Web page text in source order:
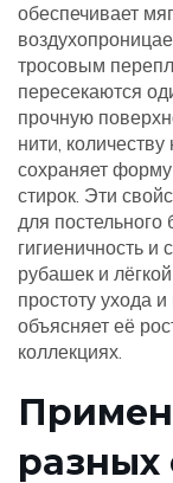
обеспечивает
тросовым
пересекаются
прочную
нити,
сохраняет
стирок. Эти
для постельного
гигиеничность и
рубашек и
простоту ухода
объясняет её
коллекциях.
разных